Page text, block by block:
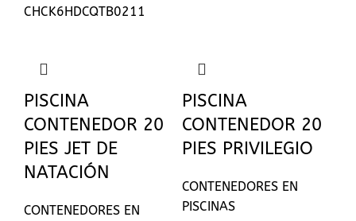
CHCK6HDCQTB0211
PISCINA
CONTENEDOR 20
PIES JET DE
NATACIÓN
CONTENEDORES EN
PISCINA
CONTENEDOR 20
PIES PRIVILEGIO
CONTENEDORES EN
PISCINAS